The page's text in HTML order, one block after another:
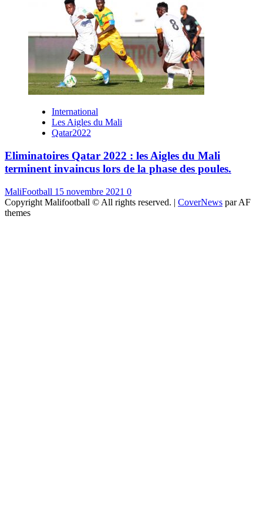
International
Les Aigles du Mali
Qatar2022
Eliminatoires Qatar 2022 : les Aigles du Mali
terminent invaincus lors de la phase des poules.
MaliFootball 15 novembre 2021 0
Copyright Malifootball © All rights reserved. | CoverNews par AF
themes